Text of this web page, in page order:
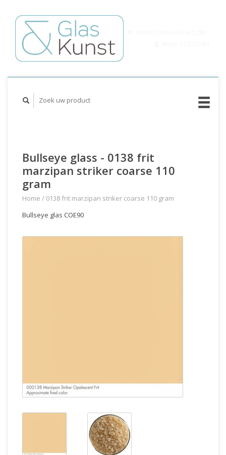
Bullseye glass - 0138 frit
marzipan striker coarse 110
gram
Home / 0138 frit marzipan striker coarse 110 gram
Bullseye glas COE90